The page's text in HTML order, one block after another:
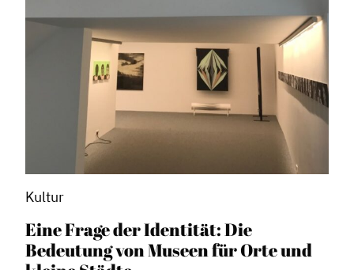
Kultur
Eine Frage der Identität: Die
Bedeutung von Museen für Orte und